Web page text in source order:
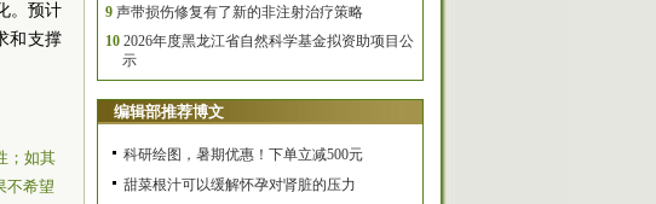
。预计
和支撑
；如其
不希望
9 声带损伤修复有了新的非注射治疗策略
10 2026年度黑龙江省自然科学基金拟资助项目公
示
编辑部推荐博文
科研绘图，暑期优惠！下单立减500元
甜菜根汁可以缓解怀孕对肾脏的压力